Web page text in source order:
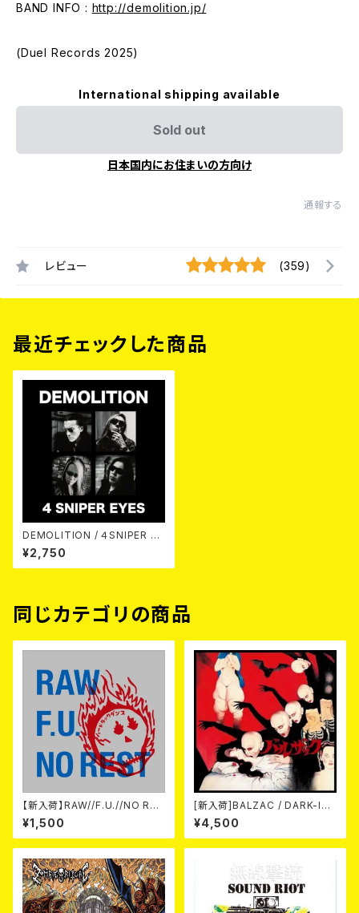
BAND INFO : http://demolition.jp/
(Duel Records 2025)
International shipping available
Sold out
日本国内にお住まいの方向け
通報する
レビュー (359)
最近チェックした商品
DEMOLITION / ４SNIPER EY
ES CD
¥2,750
同じカテゴリの商品
【新入荷】RAW//F.U.//NO RES
T / 3way split EP ハード ラッ
ク ダンス (CD)
¥1,500
[新入荷]BALZAC / DARK-IS
M -20th Anniversary Comp
ilation- (2CD)
¥4,500